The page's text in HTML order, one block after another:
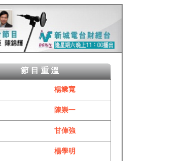
節目重溫
楊業寬
陳崇一
甘偉強
楊學明